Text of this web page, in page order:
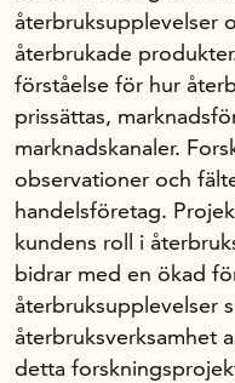
Om oss
Handelsfakta.se
In English
återbruksupplevelser
återbrukade
förståelse för hur
prissättas,
marknadskanaler.
observationer och
handelsföretag.
kundens roll i
bidrar med en ökad
återbruksupplevelser
återbruksverksamhet
detta